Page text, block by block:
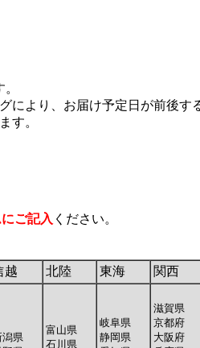
より、お届け予定日が前後す
す。
ご記入 ください。
越 北陸 東海 関西
潟県
富山県
石川県
岐阜県
静岡県
滋賀県
京都府
大阪府